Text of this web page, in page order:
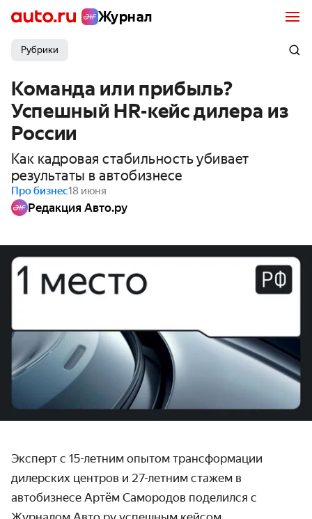
Журнал
Рубрики
Команда или прибыль?
Успешный HR-кейс дилера из
России
Как кадровая стабильность убивает
результаты в автобизнесе
Про бизнес18 июня
Редакция Авто.ру
Эксперт с 15-летним опытом трансформации
дилерских центров и 27-летним стажем в
автобизнесе Артём Самородов поделился с